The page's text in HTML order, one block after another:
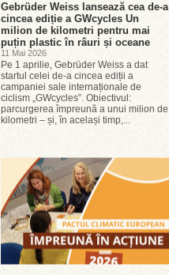
Gebrüder Weiss lansează cea de-a
cincea ediție a GWcycles Un
milion de kilometri pentru mai
puțin plastic în râuri și oceane
11 Mai 2026
Pe 1 aprilie, Gebrüder Weiss a dat
startul celei de-a cincea ediții a
campaniei sale internaționale de
ciclism „GWcycles”. Obiectivul:
parcurgerea împreună a unui milion de
kilometri – și, în același timp,...